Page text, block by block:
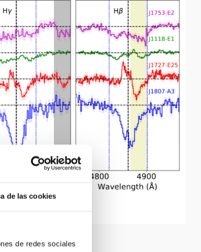
de las cookies
de redes sociales